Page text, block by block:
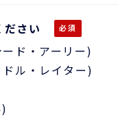
さい
ド・アーリー)
ル・レイター)